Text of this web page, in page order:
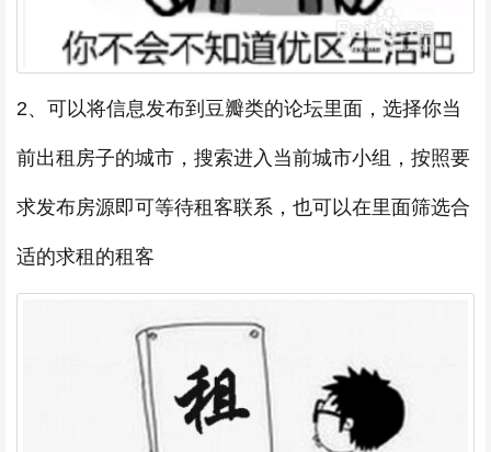
2、可以将信息发布到豆瓣类的论坛里面，选择你当
前出租房子的城市，搜索进入当前城市小组，按照要
求发布房源即可等待租客联系，也可以在里面筛选合
适的求租的租客